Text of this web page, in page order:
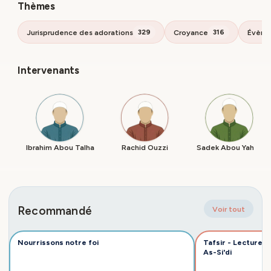
Thèmes
Jurisprudence des adorations 329 Croyance 316
Intervenants
Ibrahim Abou Talha Rachid Ouzzi Sadek Abou Yahya
Recommandé Voir tout
Nourrissons notre foi
Tafsir - Lecture
As-Si'di